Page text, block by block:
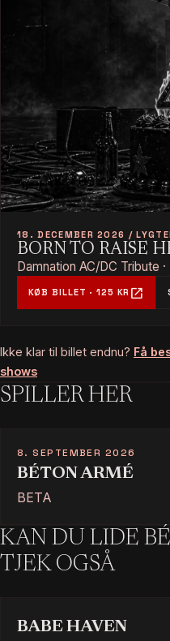
18. DECEMBER 2026 /
BORN TO RAISE
Damnation AC/DC Tribute
KØB BILLET · 125 KR open_in_new
Ikke klar til billet endnu? Få
shows
SPILLER HER
8. SEPTEMBER 2026
BÉTON ARMÉ
BETA
KAN DU LIDE
TJEK OGSÅ
BABE HAVEN